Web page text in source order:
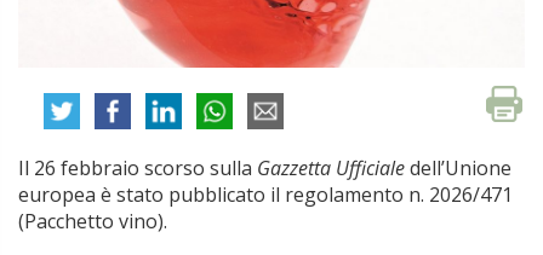
Il 26 febbraio scorso sulla Gazzetta Ufficialedell’Unione
europea è stato pubblicato il regolamento n. 2026/471
(Pacchetto vino).